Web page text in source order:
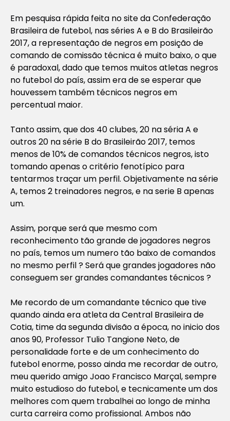
Em pesquisa rápida feita no site da Confederação
Brasileira de futebol, nas séries A e B do Brasileirão
2017, a representação de negros em posição de
comando de comissão técnica é muito baixo, o que
é paradoxal, dado que temos muitos atletas negros
no futebol do país, assim era de se esperar que
houvessem também técnicos negros em
percentual maior.
Tanto assim, que dos 40 clubes, 20 na séria A e
outros 20 na série B do Brasileirão 2017, temos
menos de 10% de comandos técnicos negros, isto
tomando apenas o critério fenotípico para
tentarmos traçar um perfil. Objetivamente na série
A, temos 2 treinadores negros, e na serie B apenas
um.
Assim, porque será que mesmo com
reconhecimento tão grande de jogadores negros
no país, temos um numero tão baixo de comandos
no mesmo perfil ? Será que grandes jogadores não
conseguem ser grandes comandantes técnicos ?
Me recordo de um comandante técnico que tive
quando ainda era atleta da Central Brasileira de
Cotia, time da segunda divisão a época, no inicio dos
anos 90, Professor Tulio Tangione Neto, de
personalidade forte e de um conhecimento do
futebol enorme, posso ainda me recordar de outro,
meu querido amigoJoao Francisco Marçal, sempre
muito estudioso do futebol, e tecnicamente um dos
melhores com quem trabalhei ao longo de minha
curta carreira como profissional. Ambos não